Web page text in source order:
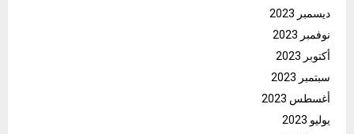
ديسمبر 2023
نوفمبر 2023
أكتوبر 2023
سبتمبر 2023
أغسطس 2023
يوليو 2023